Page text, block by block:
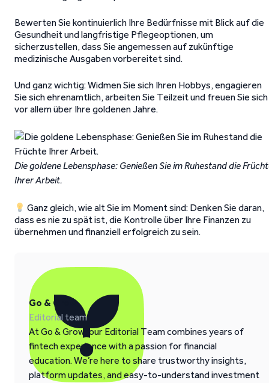
Bewerten Sie kontinuierlich Ihre Bedürfnisse mit Blick auf die
Gesundheit und langfristige Pflegeoptionen, um
sicherzustellen, dass Sie angemessen auf zukünftige
medizinische Ausgaben vorbereitet sind.
Und ganz wichtig: Widmen Sie sich Ihren Hobbys, engagieren
Sie sich ehrenamtlich, arbeiten Sie Teilzeit und freuen Sie sich
vor allem über Ihre goldenen Jahre.
Die goldene Lebensphase: Genießen Sie im Ruhestand die
Ihrer Arbeit.
Ganz gleich, wie alt Sie im Moment sind: Denken Sie daran,
dass es nie zu spät ist, die Kontrolle über Ihre Finanzen zu
übernehmen und finanziell erfolgreich zu sein.
Go & Grow
Editorial team
At Go & Grow, our Editorial Team combines years of
fintech experience with a passion for financial
education. We’re here to share trustworthy insights,
platform updates, and easy-to-understand investment